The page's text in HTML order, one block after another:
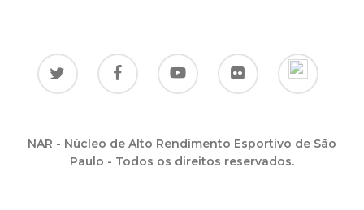
NAR - Núcleo de Alto Rendimento Esportivo de São
Paulo - Todos os direitos reservados.